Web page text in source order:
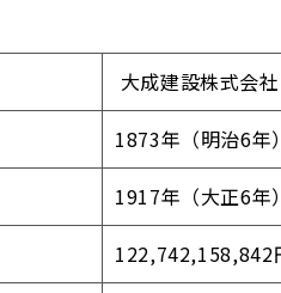
大成建設株式会
1873年（明治6年
1917年（大正6年
122,742,158,842